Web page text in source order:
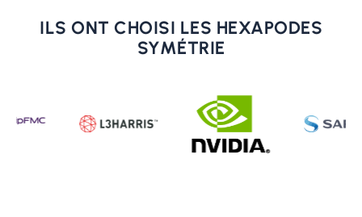
ILS ONT CHOISI LES HEXAPODES
SYMÉTRIE